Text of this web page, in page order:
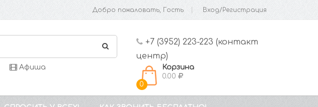
Добро пожаловать, Гость Вход/Регистрация
Афиша
+7 (3952) 223-223 (контакт
центр)
0
Корзина
0.00